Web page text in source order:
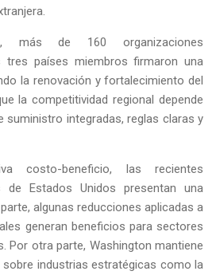
más de 160 organizaciones
tres países miembros firmaron una
la renovación y fortalecimiento del
la competitividad regional depende
suministro integradas, reglas claras y
costo-beneficio, las recientes
de Estados Unidos presentan una
algunas reducciones aplicadas a
generan beneficios para sectores
Por otra parte, Washington mantiene
industrias estratégicas como la